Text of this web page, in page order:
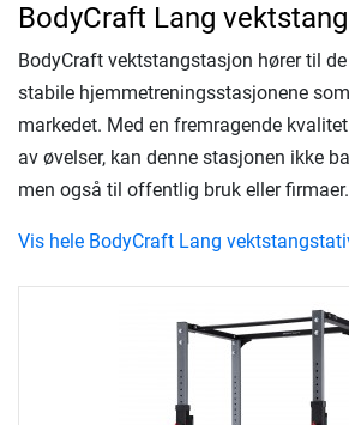
BodyCraft Lang
BodyCraft vektstangstasjon hører til
stabile hjemmetreningsstasjonene
markedet. Med en fremragende
av øvelser, kan denne stasjonen ikke
men også til offentlig bruk eller firmaer.
Vis hele BodyCraft Lang